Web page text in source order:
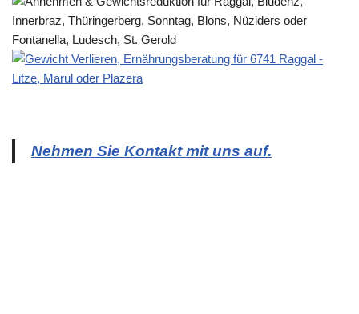
Nehmen Sie Kontakt mit uns auf.